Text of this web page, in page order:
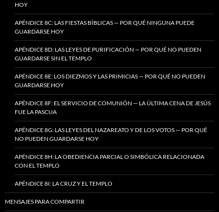
HOY
APÉNDICE 8C: LAS FIESTAS BÍBLICAS — POR QUÉ NINGUNA PUEDE
GUARDARSE HOY
APÉNDICE 8D: LAS LEYES DE PURIFICACIÓN — POR QUÉ NO PUEDEN
GUARDARSE SIN EL TEMPLO
APÉNDICE 8E: LOS DIEZMOS Y LAS PRIMICIAS — POR QUÉ NO PUEDEN
GUARDARSE HOY
APÉNDICE 8F: EL SERVICIO DE COMUNIÓN — LA ÚLTIMA CENA DE JESÚS
FUE LA PASCUA
APÉNDICE 8G: LAS LEYES DEL NAZAREATO Y DE LOS VOTOS — POR QUÉ
NO PUEDEN GUARDARSE HOY
APÉNDICE 8H: LA OBEDIENCIA PARCIAL O SIMBÓLICA RELACIONADA
CON EL TEMPLO
APÉNDICE 8I: LA CRUZ Y EL TEMPLO
MENSAJES PARA COMPARTIR